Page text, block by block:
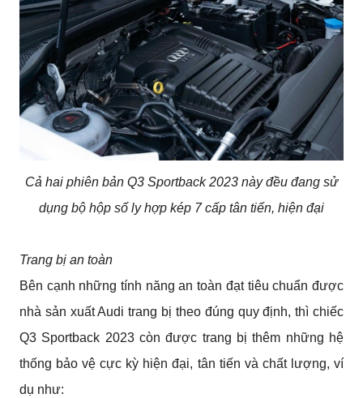
Cả hai phiên bản Q3 Sportback 2023 này đều đang sử
dụng bộ hộp số ly hợp kép 7 cấp tân tiến, hiện đại
Trang bị an toàn
Bên cạnh những tính năng an toàn đạt tiêu chuẩn được
nhà sản xuất Audi trang bị theo đúng quy định, thì chiếc
Q3 Sportback 2023 còn được trang bị thêm những hệ
thống bảo vệ cực kỳ hiện đại, tân tiến và chất lượng, ví
dụ như: